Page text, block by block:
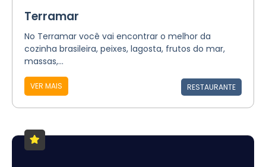
Terramar
No Terramar você vai encontrar o melhor da
cozinha brasileira, peixes, lagosta, frutos do mar,
massas,...
VER MAIS RESTAURANTE